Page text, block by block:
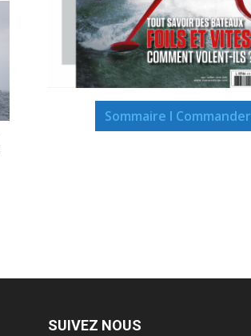
Sommaire I Commander
SUIVEZ NOUS